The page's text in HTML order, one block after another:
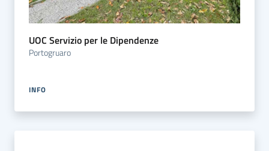
UOC Servizio per le Dipendenze
Portogruaro
INFO